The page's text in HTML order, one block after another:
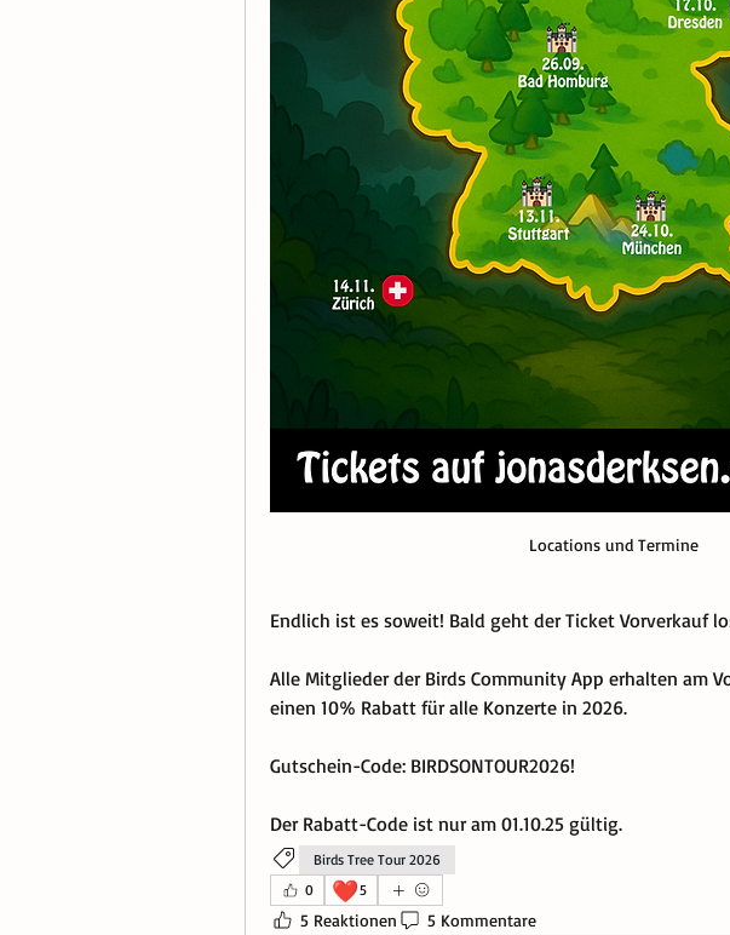
Locations und Termine
Endlich ist es soweit! Bald geht der Ticket Vorverkauf
Alle Mitglieder der Birds Community App erhalten am
einen 10% Rabatt für alle Konzerte in 2026.
Gutschein-Code: BIRDSONTOUR2026!
Der Rabatt-Code ist nur am 01.10.25 gültig.
Birds Tree Tour 2026
0
❤️5
5 Reaktionen 5 Kommentare